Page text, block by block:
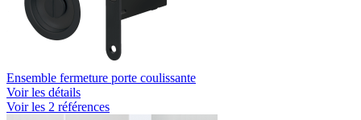
Ensemble fermeture porte coulissante
Voir les détails
Voir les 2 références